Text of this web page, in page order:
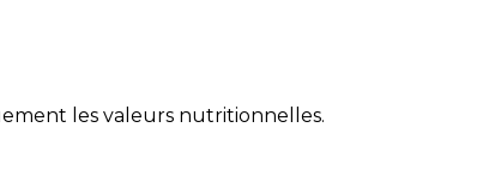
les valeurs nutritionnelles.